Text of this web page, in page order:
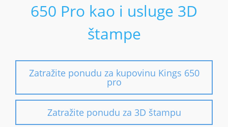
650 Pro kao i usluge 3D
štampe
Zatražite ponudu za kupovinu Kings 650
pro
Zatražite ponudu za 3D štampu